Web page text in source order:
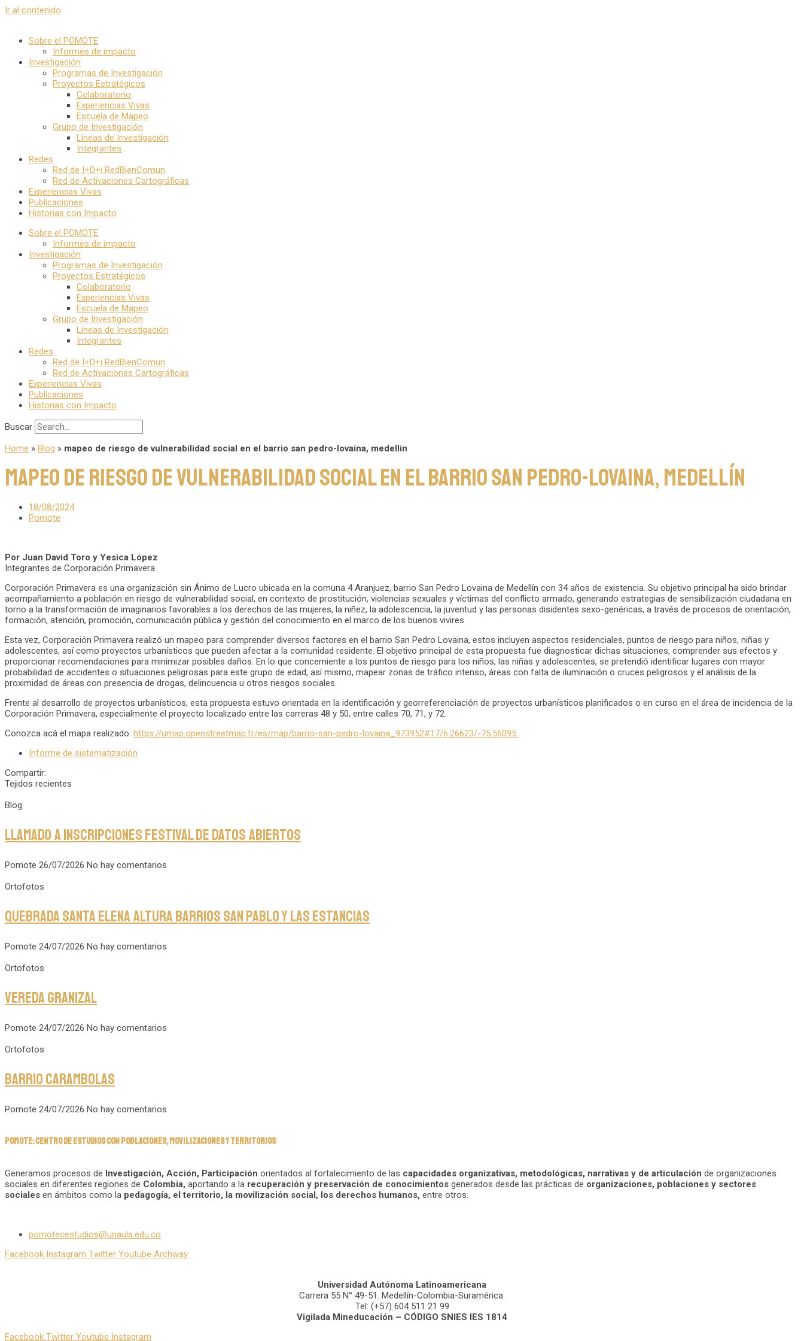
Ir al contenido
Sobre el POMOTE
Informes de impacto
Investigación
Programas de Investigación
Proyectos Estratégicos
Colaboratorio
Experiencias Vivas
Escuela de Mapeo
Grupo de Investigación
Líneas de Investigación
Integrantes
Redes
Red de I+D+i RedBienComun
Red de Activaciones Cartográficas
Experiencias Vivas
Publicaciones
Historias con Impacto
Sobre el POMOTE
Informes de impacto
Investigación
Programas de Investigación
Proyectos Estratégicos
Colaboratorio
Experiencias Vivas
Escuela de Mapeo
Grupo de Investigación
Líneas de Investigación
Integrantes
Redes
Red de I+D+i RedBienComun
Red de Activaciones Cartográficas
Experiencias Vivas
Publicaciones
Historias con Impacto
Buscar
Home » Blog » mapeo de riesgo de vulnerabilidad social en el barrio san pedro-lovaina, medellín
mapeo de riesgo de vulnerabilidad social en el barrio san pedro-lovaina, medellín
18/08/2024
Pomote
Por Juan David Toro y Yesica López
Integrantes de Corporación Primavera
Corporación Primavera es una organización sin Ánimo de Lucro ubicada en la comuna 4 Aranjuez, barrio San Pedro Lovaina de Medellín con 34 años de existencia. Su objetivo principal ha sido brindar
acompañamiento a población en riesgo de vulnerabilidad social, en contexto de prostitución, violencias sexuales y víctimas del conflicto armado, generando estrategias de sensibilización ciudadana en
torno a la transformación de imaginarios favorables a los derechos de las mujeres, la niñez, la adolescencia, la juventud y las personas disidentes sexo-genéricas, a través de procesos de orientación,
formación, atención, promoción, comunicación pública y gestión del conocimiento en el marco de los buenos vivires.
Esta vez, Corporación Primavera realizó un mapeo para comprender diversos factores en el barrio San Pedro Lovaina, estos incluyen aspectos residenciales, puntos de riesgo para niños, niñas y
adolescentes, así como proyectos urbanísticos que pueden afectar a la comunidad residente. El objetivo principal de esta propuesta fue diagnosticar dichas situaciones, comprender sus efectos y
proporcionar recomendaciones para minimizar posibles daños. En lo que concerniente a los puntos de riesgo para los niños, las niñas y adolescentes, se pretendió identificar lugares con mayor
probabilidad de accidentes o situaciones peligrosas para este grupo de edad; así mismo, mapear zonas de tráfico intenso, áreas con falta de iluminación o cruces peligrosos y el análisis de la
proximidad de áreas con presencia de drogas, delincuencia u otros riesgos sociales.
Frente al desarrollo de proyectos urbanísticos, esta propuesta estuvo orientada en la identificación y georreferenciación de proyectos urbanísticos planificados o en curso en el área de incidencia de la
Corporación Primavera, especialmente el proyecto localizado entre las carreras 48 y 50, entre calles 70, 71, y 72.
Conozca acá el mapa realizado: https://umap.openstreetmap.fr/es/map/barrio-san-pedro-lovaina_973952#17/6.26623/-75.56095
Informe de sistematización
Compartir:
Tejidos recientes
Blog
Llamado a inscripciones Festival de Datos Abiertos
Pomote 26/07/2026 No hay comentarios
Ortofotos
Quebrada Santa Elena altura barrios San Pablo y Las Estancias
Pomote 24/07/2026 No hay comentarios
Ortofotos
Vereda Granizal
Pomote 24/07/2026 No hay comentarios
Ortofotos
Barrio Carambolas
Pomote 24/07/2026 No hay comentarios
POMOTE: CENTRO DE ESTUDIOS CON POBLACIONES, MOVILIZACIONES Y TERRITORIOS
Generamos procesos de Investigación, Acción, Participación orientados al fortalecimiento de las capacidades organizativas, metodológicas, narrativas y de articulación de organizaciones
sociales en diferentes regiones de Colombia, aportando a la recuperación y preservación de conocimientos generados desde las prácticas de organizaciones, poblaciones y sectores
sociales en ámbitos como la pedagogía, el territorio, la movilización social, los derechos humanos, entre otros.
pomotecestudios@unaula.edu.co
Facebook Instagram Twitter Youtube Archway
Universidad Autónoma Latinoamericana
Carrera 55 N° 49-51. Medellín-Colombia-Suramérica.
Tel: (+57) 604 511 21 99
Vigilada Mineducación – CÓDIGO SNIES IES 1814
Facebook Twitter Youtube Instagram